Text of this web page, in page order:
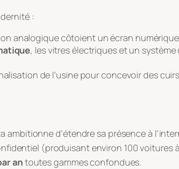
:
analogique côtoient un écran
, les vitres électriques et un
de l’usine pour concevoir des
ambitionne d’étendre sa présence à
(produisant environ 100 voitures
antoutes gammes confondues.